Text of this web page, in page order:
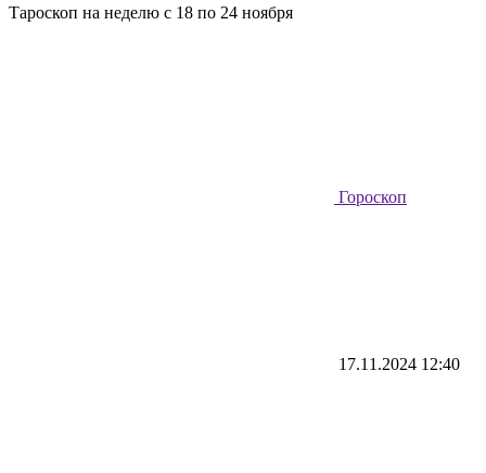
Тароскоп на неделю с 18 по 24 ноября
Гороскоп
17.11.2024 12:40